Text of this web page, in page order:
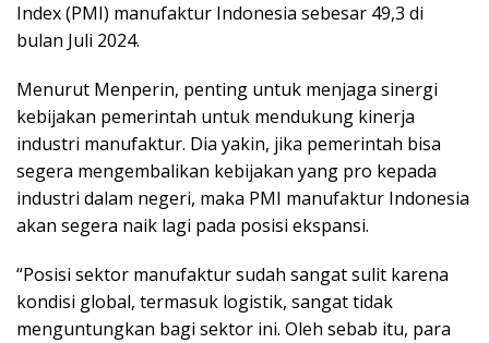
Index (PMI) manufaktur Indonesia sebesar 49,3 di
bulan Juli 2024.
Menurut Menperin, penting untuk menjaga sinergi
kebijakan pemerintah untuk mendukung kinerja
industri manufaktur. Dia yakin, jika pemerintah bisa
segera mengembalikan kebijakan yang pro kepada
industri dalam negeri, maka PMI manufaktur Indonesia
akan segera naik lagi pada posisi ekspansi.
“Posisi sektor manufaktur sudah sangat sulit karena
kondisi global, termasuk logistik, sangat tidak
menguntungkan bagi sektor ini. Oleh sebab itu, para